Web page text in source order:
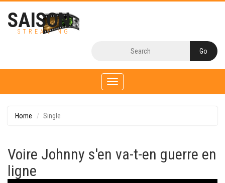
SAISON
STREAMING
Toggle
navigation
Home Single
Voire Johnny s'en va-t-en guerre en
ligne